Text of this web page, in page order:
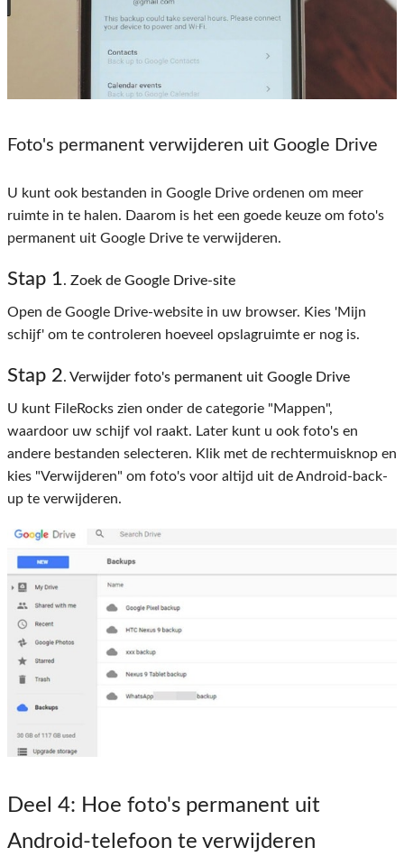
Foto's permanent verwijderen uit Google Drive
U kunt ook bestanden in Google Drive ordenen om meer
ruimte in te halen. Daarom is het een goede keuze om foto's
permanent uit Google Drive te verwijderen.
Stap 1. Zoek de Google Drive-site
Open de Google Drive-website in uw browser. Kies 'Mijn
schijf' om te controleren hoeveel opslagruimte er nog is.
Stap 2. Verwijder foto's permanent uit Google Drive
U kunt FileRocks zien onder de categorie "Mappen",
waardoor uw schijf vol raakt. Later kunt u ook foto's en
andere bestanden selecteren. Klik met de rechtermuisknop en
kies "Verwijderen" om foto's voor altijd uit de Android-back-
up te verwijderen.
Deel 4: Hoe foto's permanent uit
Android-telefoon te verwijderen